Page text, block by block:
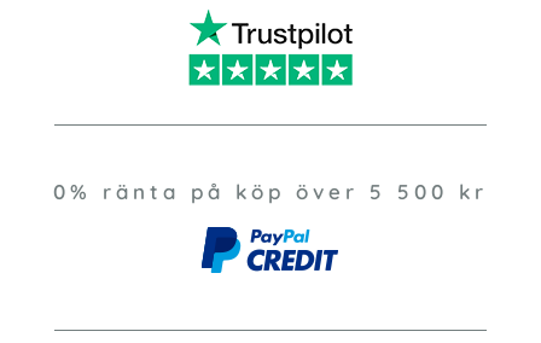
0% ränta på köp över 5 500 kr